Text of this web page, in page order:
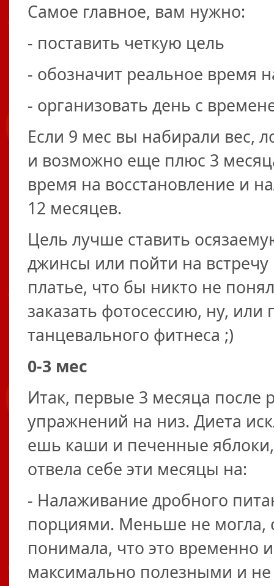
Самое главное, вам нужно:
- поставить четкую цель
- обозначит реальное время
- организовать день с
Если 9 мес вы набирали вес,
и возможно еще плюс 3
время на восстановление и
12 месяцев.
Цель лучше ставить
джинсы или пойти на
платье, что бы никто не
заказать фотосессию, ну, или
танцевального фитнеса ;)
0-3 мес
Итак, первые 3 месяца после
упражнений на низ. Диета
ешь каши и печенные
отвела себе эти месяцы на:
- Налаживание дробного
порциями. Меньше не могла,
понимала, что это временно
максимально полезными и не